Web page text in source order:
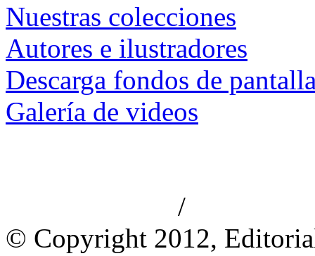
Nuestras colecciones
Autores e ilustradores
Descarga fondos de
Galería de videos
/
© Copyright 2012,